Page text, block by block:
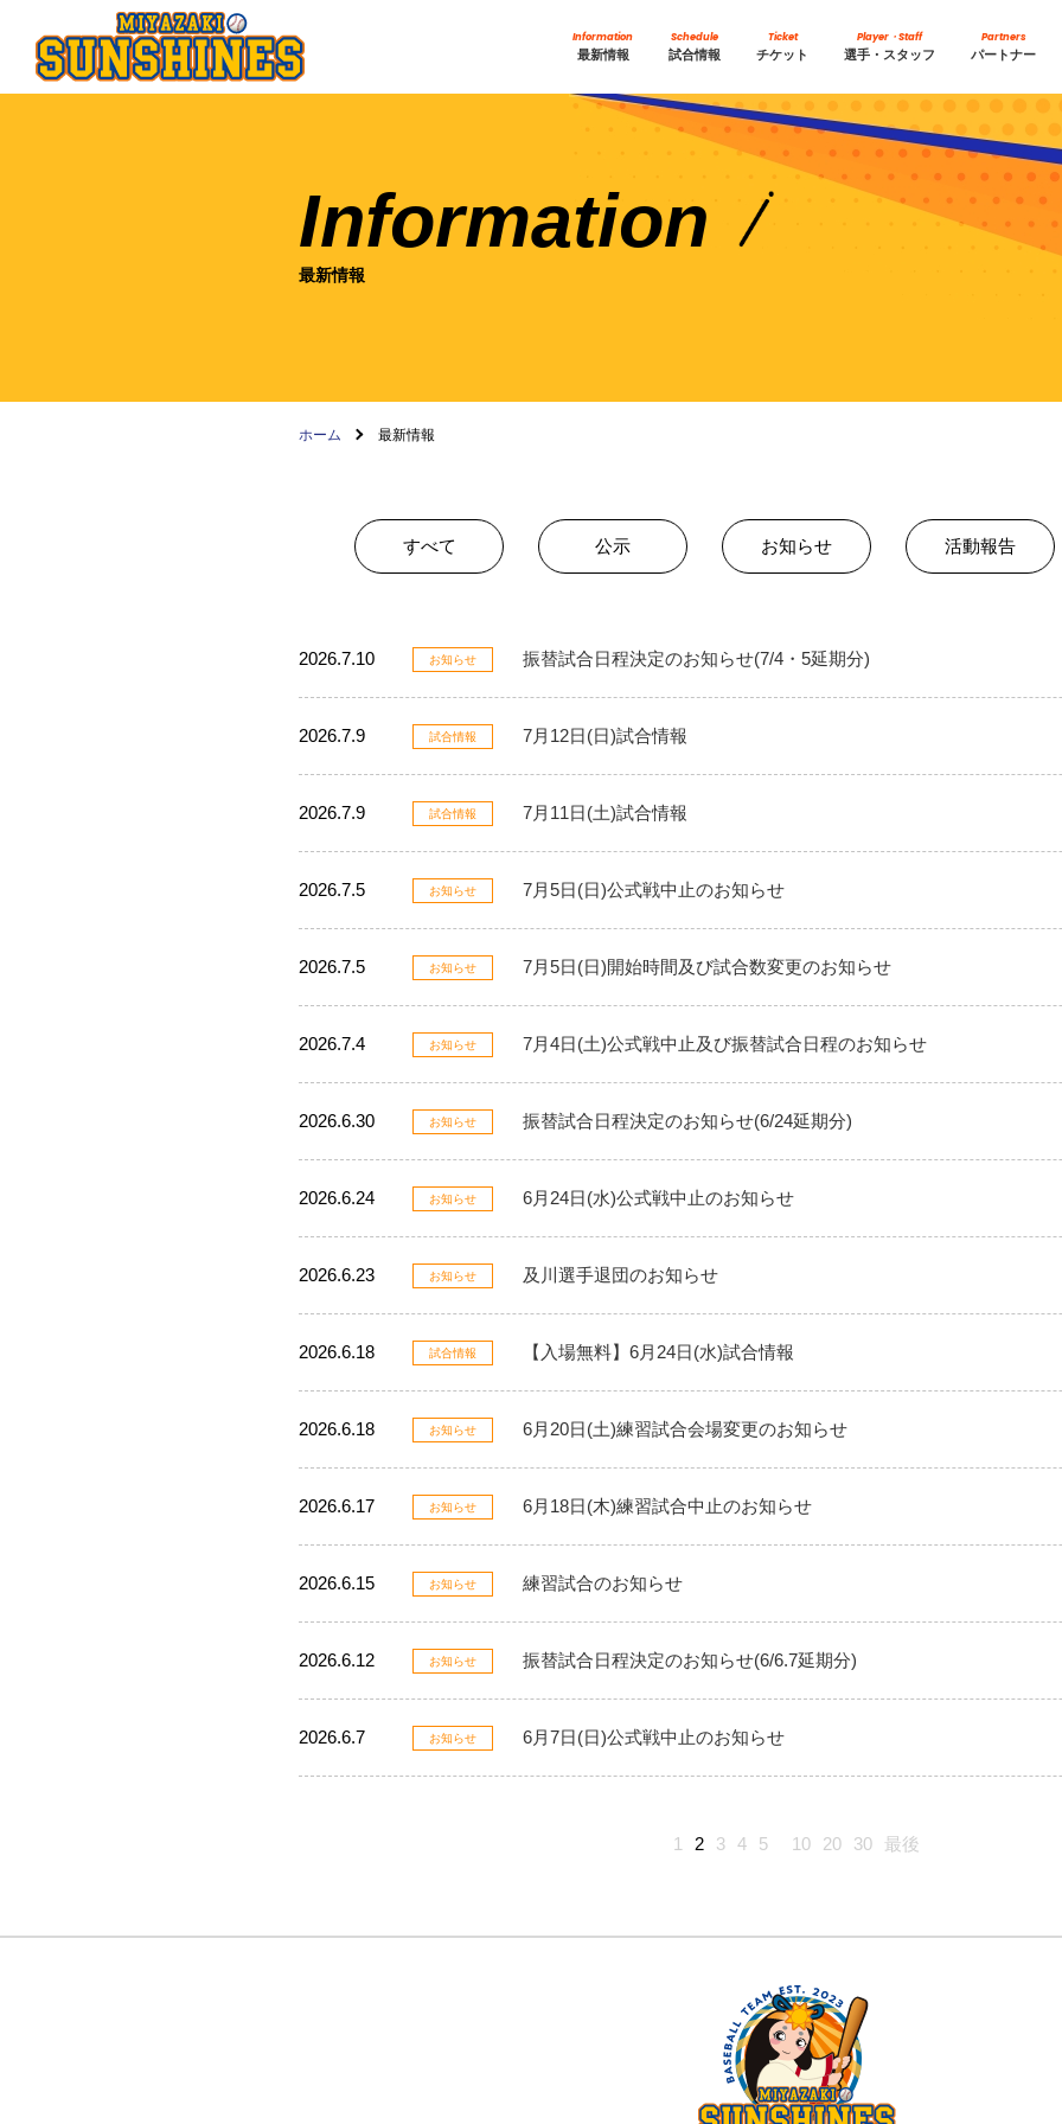
Information
最新情報
Schedule
試合情報
Ticket
チケット
Player・Staff
選手・スタッフ
Partners
パートナー
Information
最新情報
ホーム 最新情報
すべて 公示 お知らせ 活動報告
2026.7.10 お知らせ 振替試合日程決定のお知らせ(7/4・5延期分)
2026.7.9 試合情報 7月12日(日)試合情報
2026.7.9 試合情報 7月11日(土)試合情報
2026.7.5 お知らせ 7月5日(日)公式戦中止のお知らせ
2026.7.5 お知らせ 7月5日(日)開始時間及び試合数変更のお知らせ
2026.7.4 お知らせ 7月4日(土)公式戦中止及び振替試合日程のお知らせ
2026.6.30 お知らせ 振替試合日程決定のお知らせ(6/24延期分)
2026.6.24 お知らせ 6月24日(水)公式戦中止のお知らせ
2026.6.23 お知らせ 及川選手退団のお知らせ
2026.6.18 試合情報 【入場無料】6月24日(水)試合情報
2026.6.18 お知らせ 6月20日(土)練習試合会場変更のお知らせ
2026.6.17 お知らせ 6月18日(木)練習試合中止のお知らせ
2026.6.15 お知らせ 練習試合のお知らせ
2026.6.12 お知らせ 振替試合日程決定のお知らせ(6/6.7延期分)
2026.6.7 お知らせ 6月7日(日)公式戦中止のお知らせ
1 2 3 4 5 10 20 30 最後